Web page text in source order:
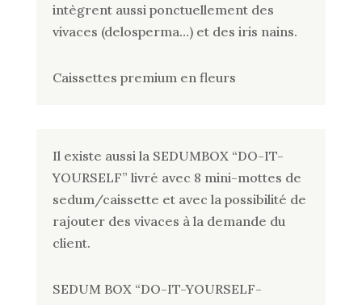
intègrent aussi ponctuellement des
vivaces (delosperma…) et des iris nains.
Caissettes premium en fleurs
Il existe aussi la SEDUMBOX “DO-IT-
YOURSELF” livré avec 8 mini-mottes de
sedum/caissette et avec la possibilité de
rajouter des vivaces à la demande du
client.
SEDUM BOX “DO-IT-YOURSELF-